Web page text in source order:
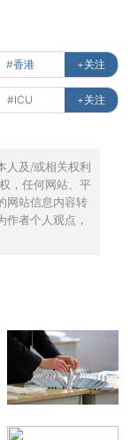
#香港 +关注
#ICU +关注
人及/或相关权利
，任何网站、平
网站信息内容转
者个人观点，